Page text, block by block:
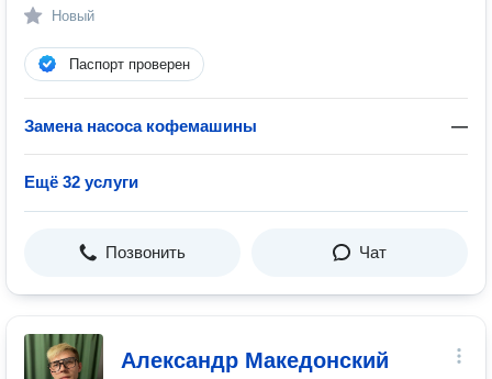
Новый
Паспорт проверен
Замена насоса кофемашины —
Ещё 32 услуги
Позвонить Чат
Александр Македонский